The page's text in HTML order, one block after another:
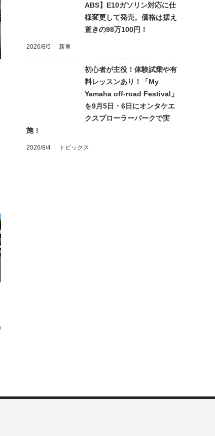
ABS】E10ガソリン対応に仕
様変更して発売。価格は据え
置きの98万100円！
2026/8/5 新車
初心者が主役！体験試乗や有
料レッスンあり！「My
Yamaha off-road Festival」
を9月5日・6日にオンタケエ
クスプローラーパークで実
施！
2026/8/4 トピックス